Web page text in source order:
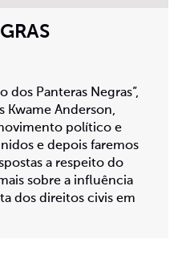
dos Panteras Negras”,
Kwame Anderson,
político e
e depois faremos
a respeito do
sobre a influência
dos direitos civis em